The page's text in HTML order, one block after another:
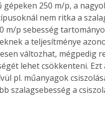
Együtt
gépeken 250 m/p, a
nem ritka a
m/p sebesség
a teljesítménye
változhat, mégpedig
lehet csökkenteni.
pl. műanyagok
szalagsebesség a